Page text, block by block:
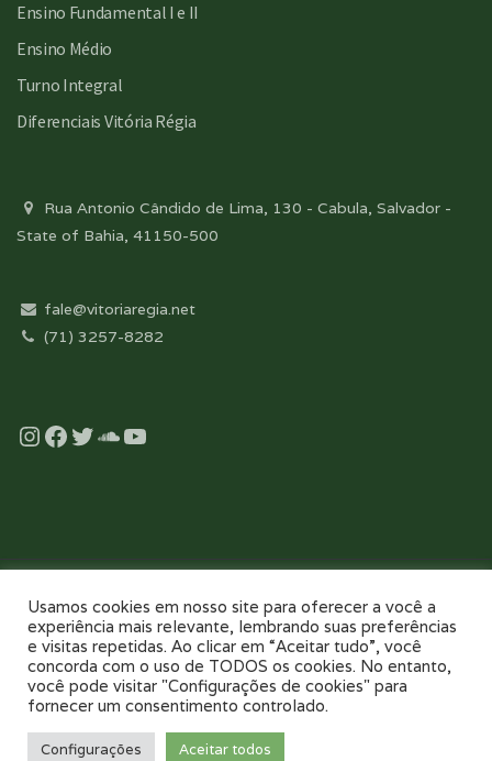
Ensino Fundamental I e II
Ensino Médio
Turno Integral
Diferenciais Vitória Régia
Rua Antonio Cândido de Lima, 130 - Cabula, Salvador -
State of Bahia, 41150-500
fale@vitoriaregia.net
(71) 3257-8282
Instagram
Facebook
Twitter
Soundcloud
YouTube
Desenvolvido com essência pela:
NOSSO COLÉGIO TOUR VIRTUAL 360
PAIS E FILHOS
CONTATO
Usamos cookies em nosso site para oferecer a você a
experiência mais relevante, lembrando suas preferências
e visitas repetidas. Ao clicar em “Aceitar tudo”, você
concorda com o uso de TODOS os cookies. No entanto,
você pode visitar "Configurações de cookies" para
fornecer um consentimento controlado.
Configurações Aceitar todos